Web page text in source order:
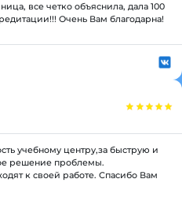
все четко объяснила, дала 100
Очень Вам благодарна!
учебному центру,за быструю и
решение проблемы.
к своей работе. Спасибо Вам